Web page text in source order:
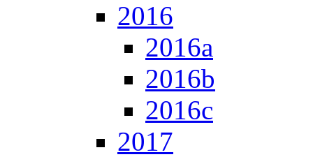
2016
2016a
2016b
2016c
2017